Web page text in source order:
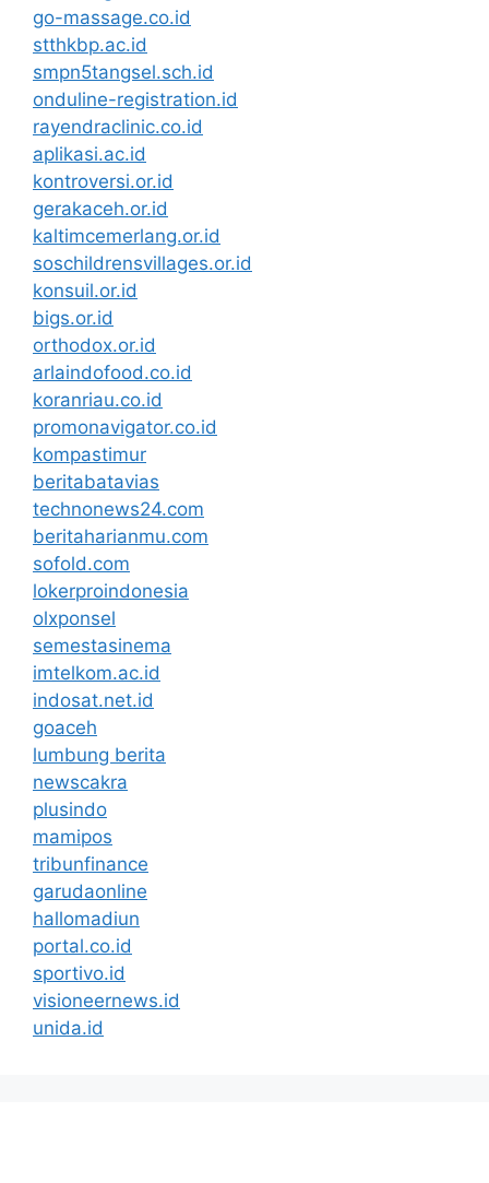
go-massage.co.id
stthkbp.ac.id
smpn5tangsel.sch.id
onduline-registration.id
rayendraclinic.co.id
aplikasi.ac.id
kontroversi.or.id
gerakaceh.or.id
kaltimcemerlang.or.id
soschildrensvillages.or.id
konsuil.or.id
bigs.or.id
orthodox.or.id
arlaindofood.co.id
koranriau.co.id
promonavigator.co.id
kompastimur
beritabatavias
technonews24.com
beritaharianmu.com
sofold.com
lokerproindonesia
olxponsel
semestasinema
imtelkom.ac.id
indosat.net.id
goaceh
lumbung berita
newscakra
plusindo
mamipos
tribunfinance
garudaonline
hallomadiun
portal.co.id
sportivo.id
visioneernews.id
unida.id